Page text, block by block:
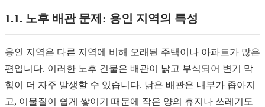
1.1. 노후 배관 문제: 용인 지역의 특성
용인 지역은 다른 지역에 비해 오래된 주택이나 아파트가 많은
편입니다. 이러한 노후 건물은 배관이 낡고 부식되어 변기 막
힘이 더 자주 발생할 수 있습니다. 낡은 배관은 내부가 좁아지
고, 이물질이 쉽게 쌓이기 때문에 작은 양의 휴지나 쓰레기도